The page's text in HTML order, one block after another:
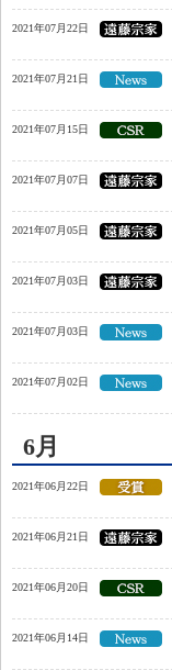
2021年07月22日
2021年07月21日
2021年07月15日
2021年07月07日
2021年07月05日
2021年07月03日
2021年07月03日
2021年07月02日
6月
2021年06月22日
2021年06月21日
2021年06月20日
2021年06月14日